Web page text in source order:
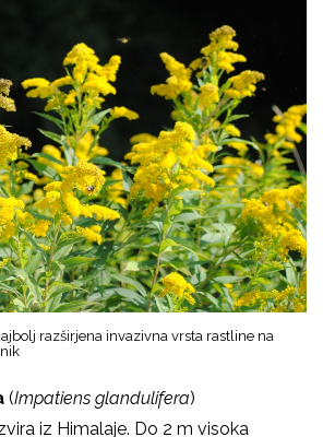
razširjena invazivna vrsta rastline na
(Impatiens glandulifera)
iz Himalaje. Do 2 m visoka